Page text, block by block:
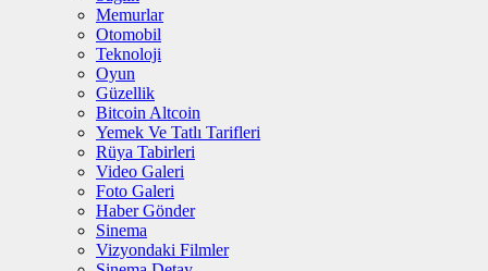
Memurlar
Otomobil
Teknoloji
Oyun
Güzellik
Bitcoin Altcoin
Yemek Ve Tatlı Tarifleri
Rüya Tabirleri
Video Galeri
Foto Galeri
Haber Gönder
Sinema
Vizyondaki Filmler